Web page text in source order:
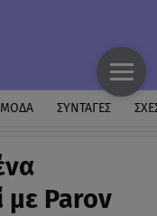
ΜΟΔΑ ΣΥΝΤΑΓΕΣ
με Parov